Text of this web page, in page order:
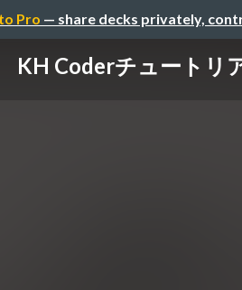
Pro — share decks privately,
KH Coderチュートリ